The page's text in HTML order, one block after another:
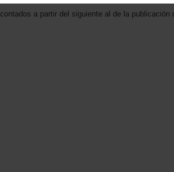
contados a partir del siguiente al de la publicación